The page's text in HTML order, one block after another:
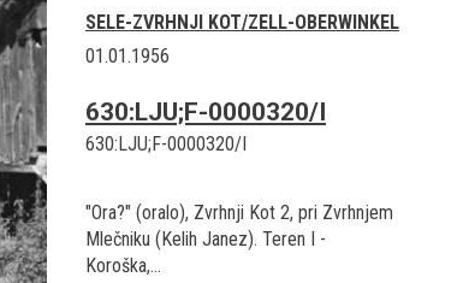
SELE-ZVRHNJI KOT/ZELL-OBERWINKEL
01.01.1956
630:LJU;F-0000320/I
630:LJU;F-0000320/I
"Ora?" (oralo), Zvrhnji Kot 2, pri Zvrhnjem
Mlečniku (Kelih Janez). Teren I -
Koroška,...